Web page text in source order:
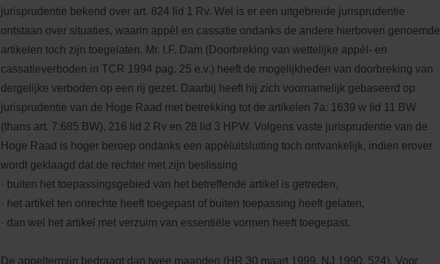
jurisprudentie bekend over art. 824 lid 1 Rv. Wel is er een uitgebreide jurisprudentie
ontstaan over situaties, waarin appèl en cassatie ondanks de andere hierboven genoemde
artikelen toch zijn toegelaten. Mr. I.F. Dam (Doorbreking van wettelijke appèl- en
cassatieverboden in TCR 1994 pag. 25 e.v.) heeft de mogelijkheden van doorbreking van
dergelijke verboden op een rij gezet. Daarbij heeft hij zich voornamelijk gebaseerd op
jurisprudentie van de Hoge Raad met betrekking tot de artikelen 7a: 1639 w lid 11 BW
(thans art. 7:685 BW), 216 lid 2 Rv en 28 lid 3 HPW. Volgens vaste jurisprudentie van de
Hoge Raad is hoger beroep ondanks een appèluitsluiting toch ontvankelijk, indien erover
wordt geklaagd dat de rechter met zijn beslissing
· buiten het toepassingsgebied van het betreffende artikel is getreden,
· het artikel ten onrechte heeft toegepast of buiten toepassing heeft gelaten,
· dan wel het artikel met verzuim van essentiële vormen heeft toegepast.
De appeltermijn bedraagt dan twee maanden (HR 30 maart 1999, NJ 1990, 524). Voor